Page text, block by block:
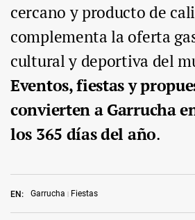
EN: Garrucha Fiestas
cercano y producto de
complementa la oferta
cultural y deportiva del
Eventos, fiestas y
convierten a Garrucha
los 365 días del año.